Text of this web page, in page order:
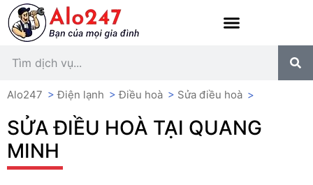
Alo247 >Điện lạnh >Điều hoà > Sửa điều hoà >
SỬA ĐIỀU HOÀ TẠI QUANG
MINH